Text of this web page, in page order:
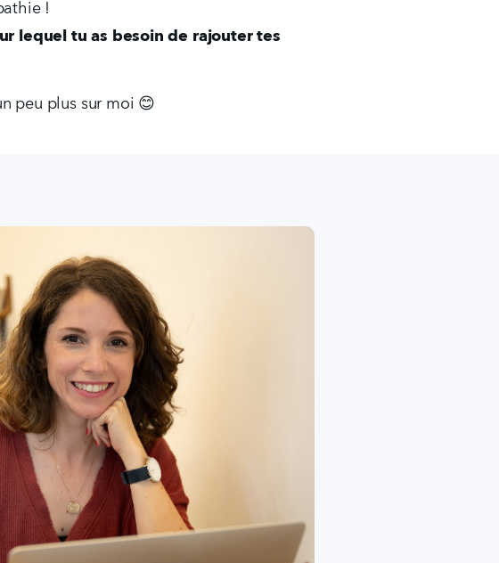
!
lequel tu as besoin de rajouter tes
peu plus sur moi 😊